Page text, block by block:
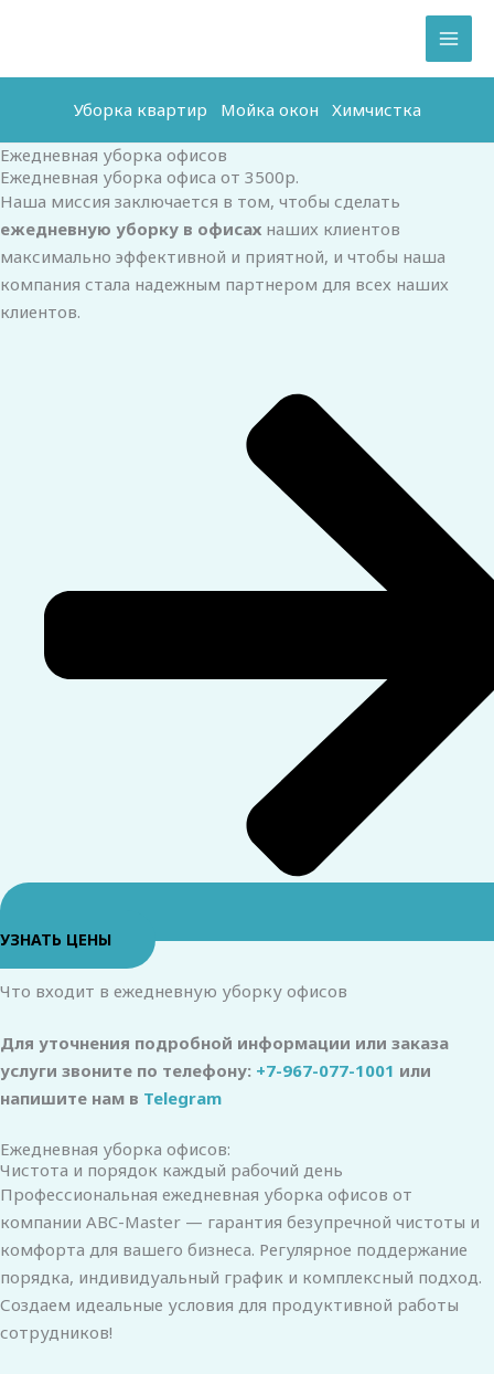
Уборка квартир
Мойка окон Химчистка
Ежедневная уборка офисов
Ежедневная уборка офиса от 3500р.
Наша миссия заключается в том, чтобы сделать
ежедневную уборку в офисах наших клиентов
максимально эффективной и приятной, и чтобы наша
компания стала надежным партнером для всех наших
клиентов.
УЗНАТЬ ЦЕНЫ
Что входит в ежедневную уборку офисов
Для уточнения подробной информации или заказа
услуги звоните по телефону: +7-967-077-1001 или
напишите нам в Telegram
Ежедневная уборка офисов:
Чистота и порядок каждый рабочий день
Профессиональная ежедневная уборка офисов от
компании ABC-Master — гарантия безупречной чистоты и
комфорта для вашего бизнеса. Регулярное поддержание
порядка, индивидуальный график и комплексный подход.
Создаем идеальные условия для продуктивной работы
сотрудников!